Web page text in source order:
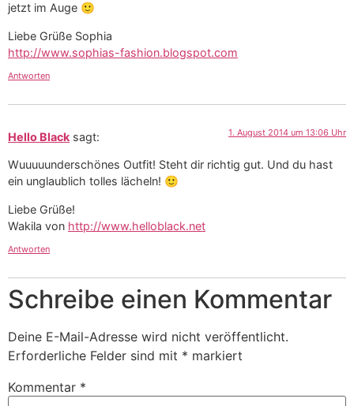
jetzt im Auge 🙂
Liebe Grüße Sophia
http://www.sophias-fashion.blogspot.com
Antworten
Hello Black sagt: 1. August 2014 um 13:06 Uhr
Wuuuuunderschönes Outfit! Steht dir richtig gut. Und du hast
ein unglaublich tolles lächeln! 🙂
Liebe Grüße!
Wakila von http://www.helloblack.net
Antworten
Schreibe einen Kommentar
Deine E-Mail-Adresse wird nicht veröffentlicht.
Erforderliche Felder sind mit * markiert
Kommentar *